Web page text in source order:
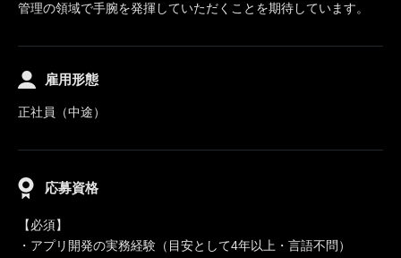
管理の領域で手腕を発揮していただくことを期待しています。
雇用形態
正社員（中途）
応募資格
【必須】
・アプリ開発の実務経験（目安として4年以上・言語不問）